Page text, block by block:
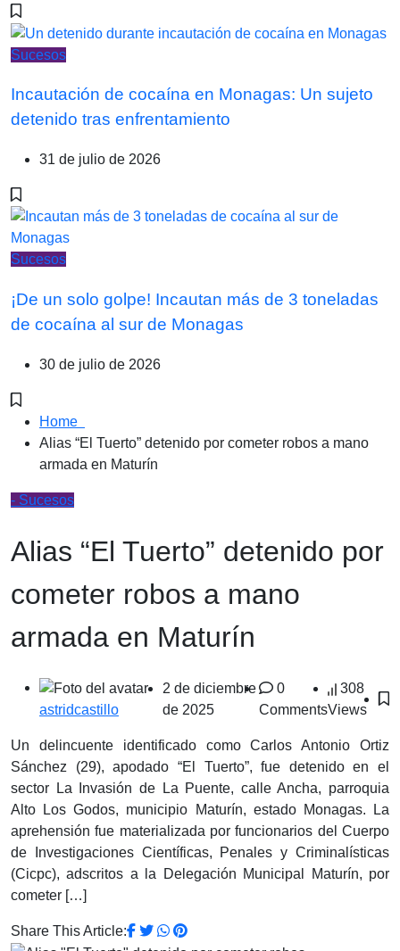
Sucesos
Incautación de cocaína en Monagas: Un sujeto
detenido tras enfrentamiento
31 de julio de 2026
Sucesos
¡De un solo golpe! Incautan más de 3 toneladas
de cocaína al sur de Monagas
30 de julio de 2026
Home
Alias “El Tuerto” detenido por cometer robos a mano
armada en Maturín
- Sucesos
Alias “El Tuerto” detenido por
cometer robos a mano
armada en Maturín
astridcastillo
2 de diciembre
de 2025
0
Comments
308
Views
Un delincuente identificado como Carlos Antonio Ortiz
Sánchez (29), apodado “El Tuerto”, fue detenido en el
sector La Invasión de La Puente, calle Ancha, parroquia
Alto Los Godos, municipio Maturín, estado Monagas. La
aprehensión fue materializada por funcionarios del Cuerpo
de Investigaciones Científicas, Penales y Criminalísticas
(Cicpc), adscritos a la Delegación Municipal Maturín, por
cometer […]
Share This Article: